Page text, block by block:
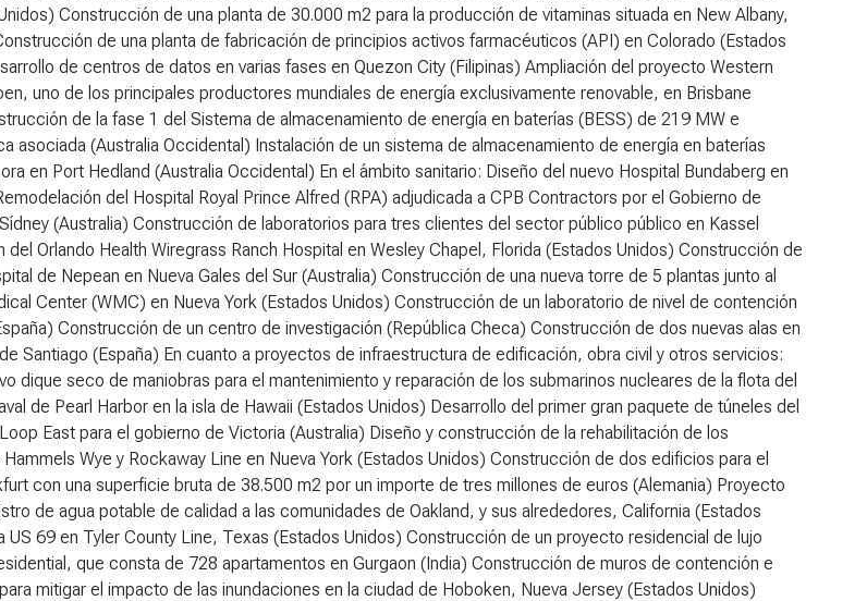
Construcción de una planta de 30.000 m2 para la producción de vitaminas situada en New Albany,
de una planta de fabricación de principios activos farmacéuticos (API) en Colorado (Estados
de centros de datos en varias fases en Quezon City (Filipinas) Ampliación del proyecto Western
uno de los principales productores mundiales de energía exclusivamente renovable, en Brisbane
de la fase 1 del Sistema de almacenamiento de energía en baterías (BESS) de 219 MW e
asociada (Australia Occidental) Instalación de un sistema de almacenamiento de energía en baterías
en Port Hedland (Australia Occidental) En el ámbito sanitario: Diseño del nuevo Hospital Bundaberg en
del Hospital Royal Prince Alfred (RPA) adjudicada a CPB Contractors por el Gobierno de
(Australia) Construcción de laboratorios para tres clientes del sector público público en Kassel
del Orlando Health Wiregrass Ranch Hospital en Wesley Chapel, Florida (Estados Unidos) Construcción de
de Nepean en Nueva Gales del Sur (Australia) Construcción de una nueva torre de 5 plantas junto al
Center (WMC) en Nueva York (Estados Unidos) Construcción de un laboratorio de nivel de contención
Construcción de un centro de investigación (República Checa) Construcción de dos nuevas alas en
Santiago (España) En cuanto a proyectos de infraestructura de edificación, obra civil y otros servicios:
dique seco de maniobras para el mantenimiento y reparación de los submarinos nucleares de la flota del
de Pearl Harbor en la isla de Hawaii (Estados Unidos) Desarrollo del primer gran paquete de túneles del
East para el gobierno de Victoria (Australia) Diseño y construcción de la rehabilitación de los
Wye y Rockaway Line en Nueva York (Estados Unidos) Construcción de dos edificios para el
con una superficie bruta de 38.500 m2 por un importe de tres millones de euros (Alemania) Proyecto
de agua potable de calidad a las comunidades de Oakland, y sus alrededores, California (Estados
US 69 en Tyler County Line, Texas (Estados Unidos) Construcción de un proyecto residencial de lujo
que consta de 728 apartamentos en Gurgaon (India) Construcción de muros de contención e
mitigar el impacto de las inundaciones en la ciudad de Hoboken, Nueva Jersey (Estados Unidos)